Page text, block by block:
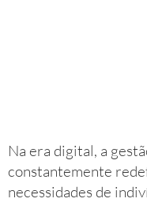
Na era digital, a
constantemente
necessidades de